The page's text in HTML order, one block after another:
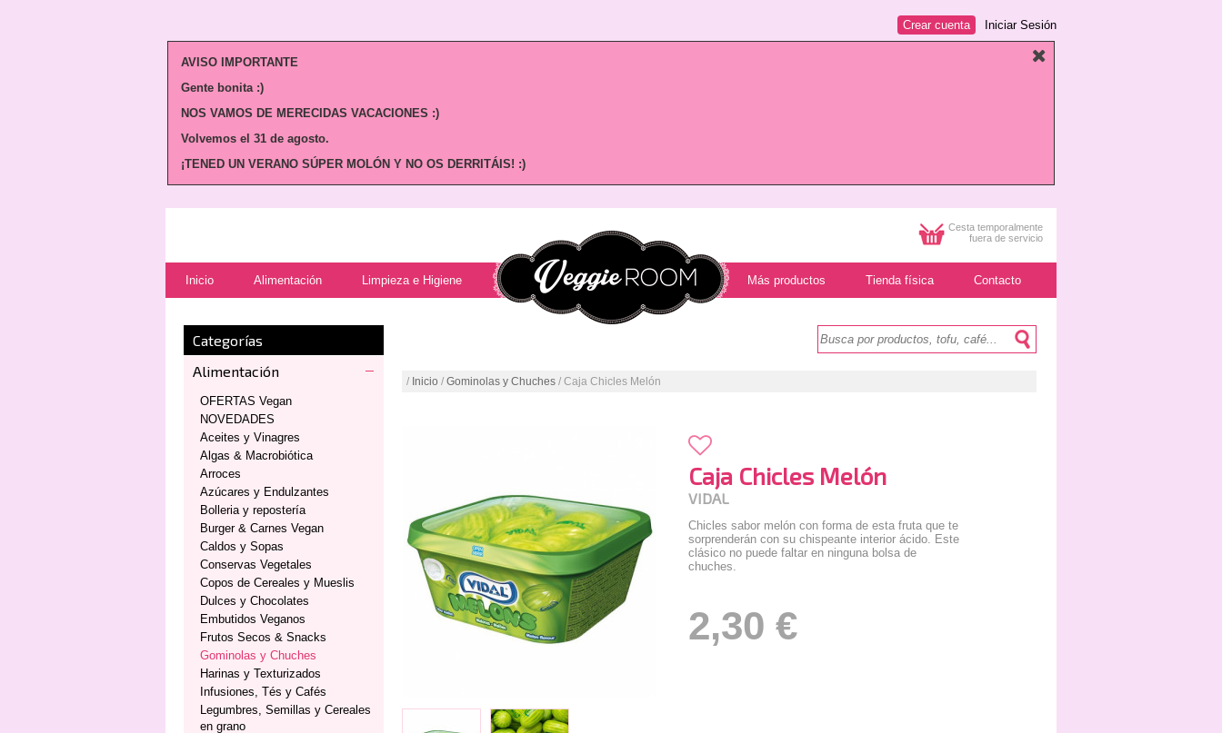
Iniciar Sesión
Crear cuenta
AVISO IMPORTANTE
Gente bonita :)
NOS VAMOS DE MERECIDAS VACACIONES :)
Volvemos el 31 de agosto.
¡TENED UN VERANO SÚPER MOLÓN Y NO OS DERRITÁIS! :)
Cesta temporalmente
fuera de servicio
Inicio Alimentación Limpieza e Higiene Más productos Tienda física Contacto
Categorías
Alimentación
OFERTAS Vegan
NOVEDADES
Aceites y Vinagres
Algas & Macrobiótica
Arroces
Azúcares y Endulzantes
Bolleria y repostería
Burger & Carnes Vegan
Caldos y Sopas
Conservas Vegetales
Copos de Cereales y Mueslis
Dulces y Chocolates
Embutidos Veganos
Frutos Secos & Snacks
Gominolas y Chuches
Harinas y Texturizados
Infusiones, Tés y Cafés
Legumbres, Semillas y Cereales
en grano
/ Inicio / Gominolas y Chuches / Caja Chicles Melón
Caja Chicles Melón
VIDAL
Chicles sabor melón con forma de esta fruta que te
sorprenderán con su chispeante interior ácido. Este
clásico no puede faltar en ninguna bolsa de
chuches.
2,30 €